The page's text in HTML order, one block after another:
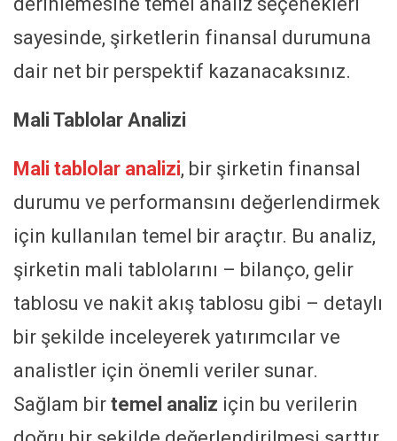
sayesinde, şirketlerin finansal durumuna
dair net bir perspektif kazanacaksınız.
Mali Tablolar Analizi
Mali tablolar analizi, bir şirketin finansal
durumu ve performansını değerlendirmek
için kullanılan temel bir araçtır. Bu analiz,
şirketin mali tablolarını – bilanço, gelir
tablosu ve nakit akış tablosu gibi – detaylı
bir şekilde inceleyerek yatırımcılar ve
analistler için önemli veriler sunar.
Sağlam bir temel analiz için bu verilerin